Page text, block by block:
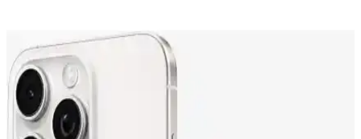
Spigen MagFit Air Vent, MagSafe uyumlu iPhone modelleri için
360° dönebilen başlıkla sürüşte navigasyonu ve multimedyayı
güvenli gösterir; alçak duruş ve yumuşak kaplama çizilmeyi azaltır;
USB‑C güç kaynağı gerekir.
Spigen MagFit iPhone için MagSafe Uyumlu 3